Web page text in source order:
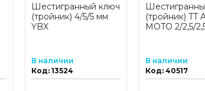
Шестигранный ключ
(тройник) 4/5/5 мм
YBX
В наличии
Код: 13524
(тройник) TT
MOTO 2/2,5/
В наличии
Код: 40517